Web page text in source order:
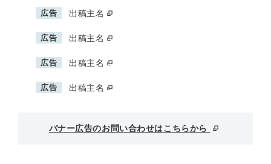
広告 出稿主名
広告 出稿主名
広告 出稿主名
広告 出稿主名
バナー広告のお問い合わせはこちらから